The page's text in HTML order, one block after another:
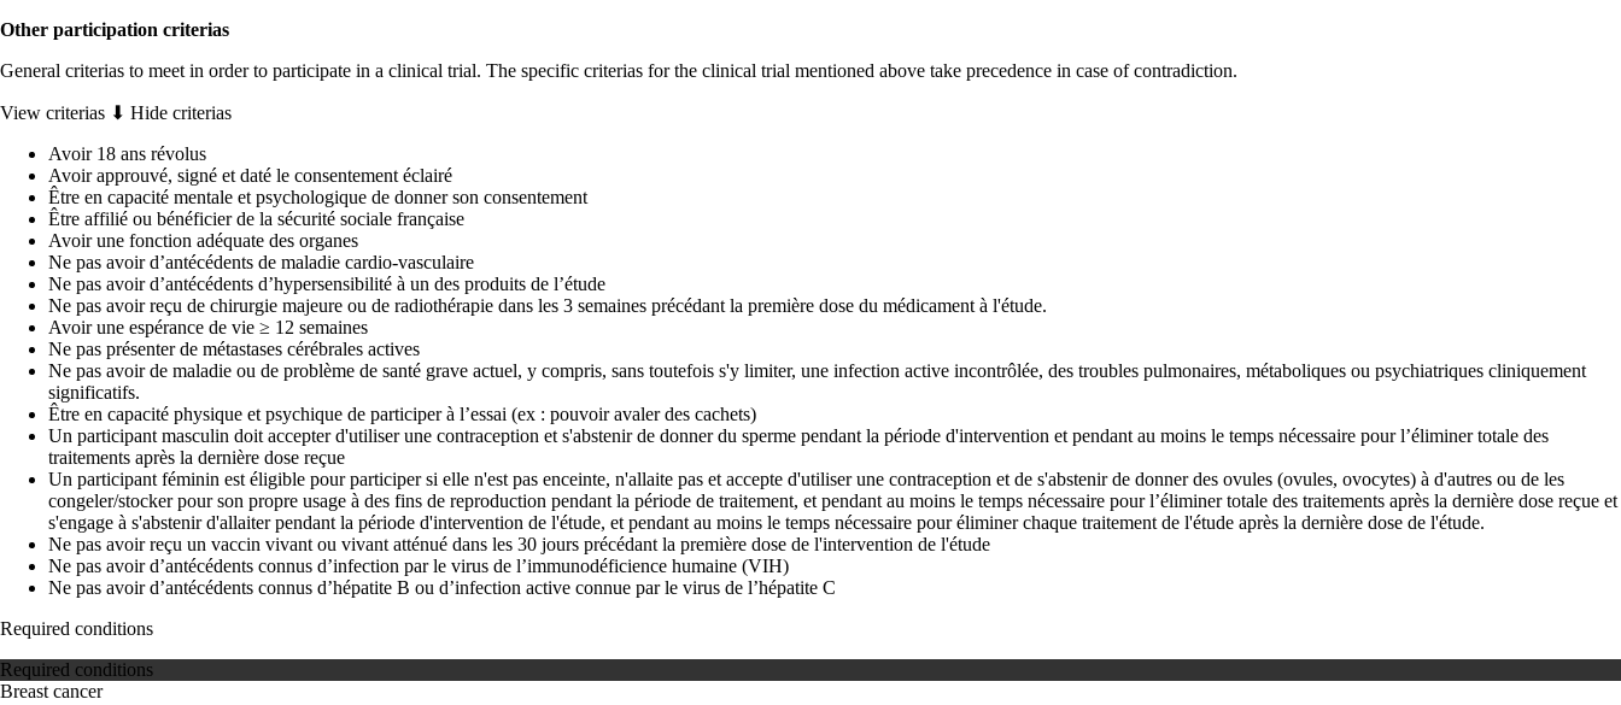
Other participation criterias
General criterias to meet in order to participate in a clinical trial. The specific criterias for the clinical trial mentioned above take precedence in case of contradiction.
View criterias ⬇ Hide criterias
Avoir 18 ans révolus
Avoir approuvé, signé et daté le consentement éclairé
Être en capacité mentale et psychologique de donner son consentement
Être affilié ou bénéficier de la sécurité sociale française
Avoir une fonction adéquate des organes
Ne pas avoir d’antécédents de maladie cardio-vasculaire
Ne pas avoir d’antécédents d’hypersensibilité à un des produits de l’étude
Ne pas avoir reçu de chirurgie majeure ou de radiothérapie dans les 3 semaines précédant la première dose du médicament à l'étude.
Avoir une espérance de vie ≥ 12 semaines
Ne pas présenter de métastases cérébrales actives
Ne pas avoir de maladie ou de problème de santé grave actuel, y compris, sans toutefois s'y limiter, une infection active incontrôlée, des troubles pulmonaires, métaboliques ou psychiatriques cliniquement
significatifs.
Être en capacité physique et psychique de participer à l’essai (ex : pouvoir avaler des cachets)
Un participant masculin doit accepter d'utiliser une contraception et s'abstenir de donner du sperme pendant la période d'intervention et pendant au moins le temps nécessaire pour l’éliminer totale des
traitements après la dernière dose reçue
Un participant féminin est éligible pour participer si elle n'est pas enceinte, n'allaite pas et accepte d'utiliser une contraception et de s'abstenir de donner des ovules (ovules, ovocytes) à d'autres ou de les
congeler/stocker pour son propre usage à des fins de reproduction pendant la période de traitement, et pendant au moins le temps nécessaire pour l’éliminer totale des traitements après la dernière dose reçue et
s'engage à s'abstenir d'allaiter pendant la période d'intervention de l'étude, et pendant au moins le temps nécessaire pour éliminer chaque traitement de l'étude après la dernière dose de l'étude.
Ne pas avoir reçu un vaccin vivant ou vivant atténué dans les 30 jours précédant la première dose de l'intervention de l'étude
Ne pas avoir d’antécédents connus d’infection par le virus de l’immunodéficience humaine (VIH)
Ne pas avoir d’antécédents connus d’hépatite B ou d’infection active connue par le virus de l’hépatite C
Required conditions
Required conditions
Breast cancer